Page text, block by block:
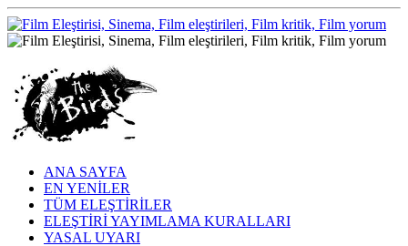
ANA SAYFA
EN YENİLER
TÜM ELEŞTİRİLER
ELEŞTİRİ YAYIMLAMA KURALLARI
YASAL UYARI